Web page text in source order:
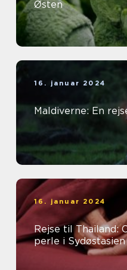
Østen
16. januar 2024
Maldiverne: En
16. januar 2024
Rejse til Thailand:
perle i Sydøstasien